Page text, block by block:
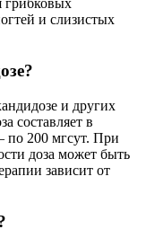
грибковых
и слизистых
и других
составляет в
по 200 мгсут. При
доза может быть
зависит от